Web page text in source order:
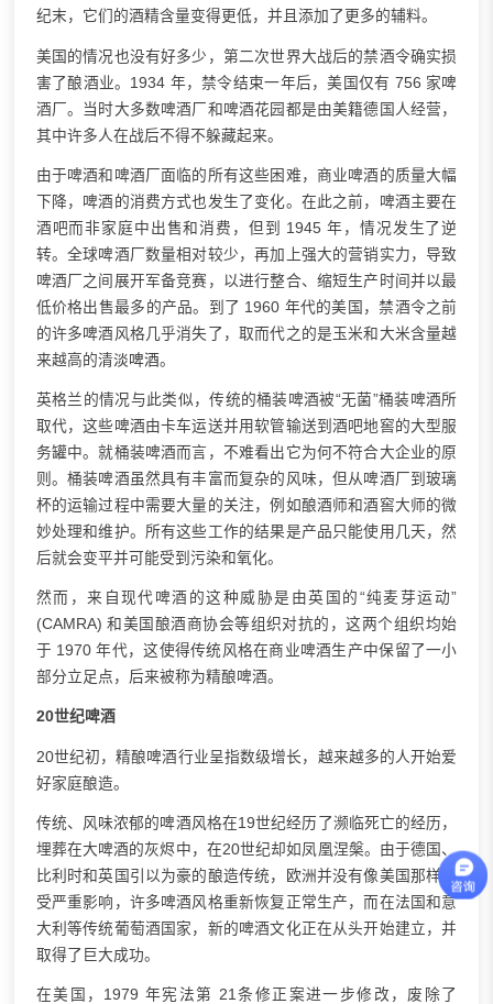
纪末，它们的酒精含量变得更低，并且添加了更多的辅料。
美国的情况也没有好多少，第二次世界大战后的禁酒令确实损
害了酿酒业。1934 年，禁令结束一年后，美国仅有 756 家啤
酒厂。当时大多数啤酒厂和啤酒花园都是由美籍德国人经营，
其中许多人在战后不得不躲藏起来。
由于啤酒和啤酒厂面临的所有这些困难，商业啤酒的质量大幅
下降，啤酒的消费方式也发生了变化。在此之前，啤酒主要在
酒吧而非家庭中出售和消费，但到 1945 年，情况发生了逆
转。全球啤酒厂数量相对较少，再加上强大的营销实力，导致
啤酒厂之间展开军备竞赛，以进行整合、缩短生产时间并以最
低价格出售最多的产品。到了 1960 年代的美国，禁酒令之前
的许多啤酒风格几乎消失了，取而代之的是玉米和大米含量越
来越高的清淡啤酒。
英格兰的情况与此类似，传统的桶装啤酒被“无菌”桶装啤酒所
取代，这些啤酒由卡车运送并用软管输送到酒吧地窖的大型服
务罐中。就桶装啤酒而言，不难看出它为何不符合大企业的原
则。桶装啤酒虽然具有丰富而复杂的风味，但从啤酒厂到玻璃
杯的运输过程中需要大量的关注，例如酿酒师和酒窖大师的微
妙处理和维护。所有这些工作的结果是产品只能使用几天，然
后就会变平并可能受到污染和氧化。
然而，来自现代啤酒的这种威胁是由英国的“纯麦芽运动”
(CAMRA) 和美国酿酒商协会等组织对抗的，这两个组织均始
于 1970 年代，这使得传统风格在商业啤酒生产中保留了一小
部分立足点，后来被称为精酿啤酒。
20世纪啤酒
20世纪初，精酿啤酒行业呈指数级增长，越来越多的人开始爱
好家庭酿造。
传统、风味浓郁的啤酒风格在19世纪经历了濒临死亡的经历，
埋葬在大啤酒的灰烬中，在20世纪却如凤凰涅槃。由于德国、
比利时和英国引以为豪的酿造传统，欧洲并没有像美国那样遭
受严重影响，许多啤酒风格重新恢复正常生产，而在法国和意
大利等传统葡萄酒国家，新的啤酒文化正在从头开始建立，并
取得了巨大成功。
在美国，1979 年宪法第 21条修正案进一步修改，废除了